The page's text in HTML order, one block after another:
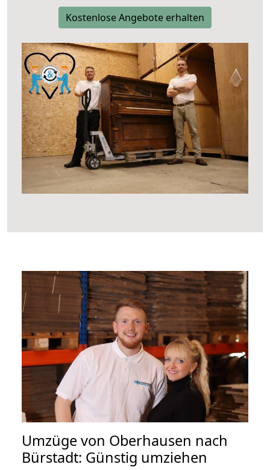
Kostenlose Angebote erhalten
Umzüge von Oberhausen nach
Bürstadt: Günstig umziehen